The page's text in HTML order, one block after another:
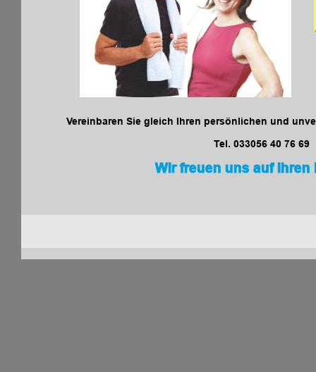
Vereinbaren Sie gleich Ihren persönlichen und
Tel. 033056 40 76 69
Wir freuen uns auf Ihren